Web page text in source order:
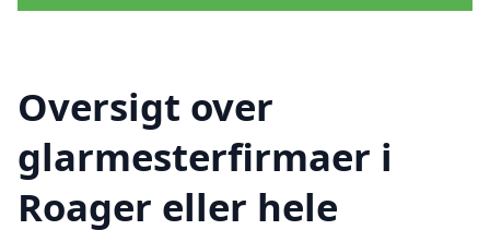
Oversigt over
glarmesterfirmaer i
Roager eller hele